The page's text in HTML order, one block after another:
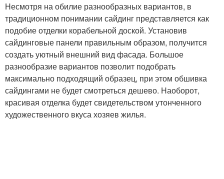
Несмотря на обилие разнообразных вариантов, в
традиционном понимании сайдинг представляется как
подобие отделки корабельной доской. Установив
сайдинговые панели правильным образом, получится
создать уютный внешний вид фасада. Большое
разнообразие вариантов позволит подобрать
максимально подходящий образец, при этом обшивка
сайдингами не будет смотреться дешево. Наоборот,
красивая отделка будет свидетельством утонченного
художественного вкуса хозяев жилья.